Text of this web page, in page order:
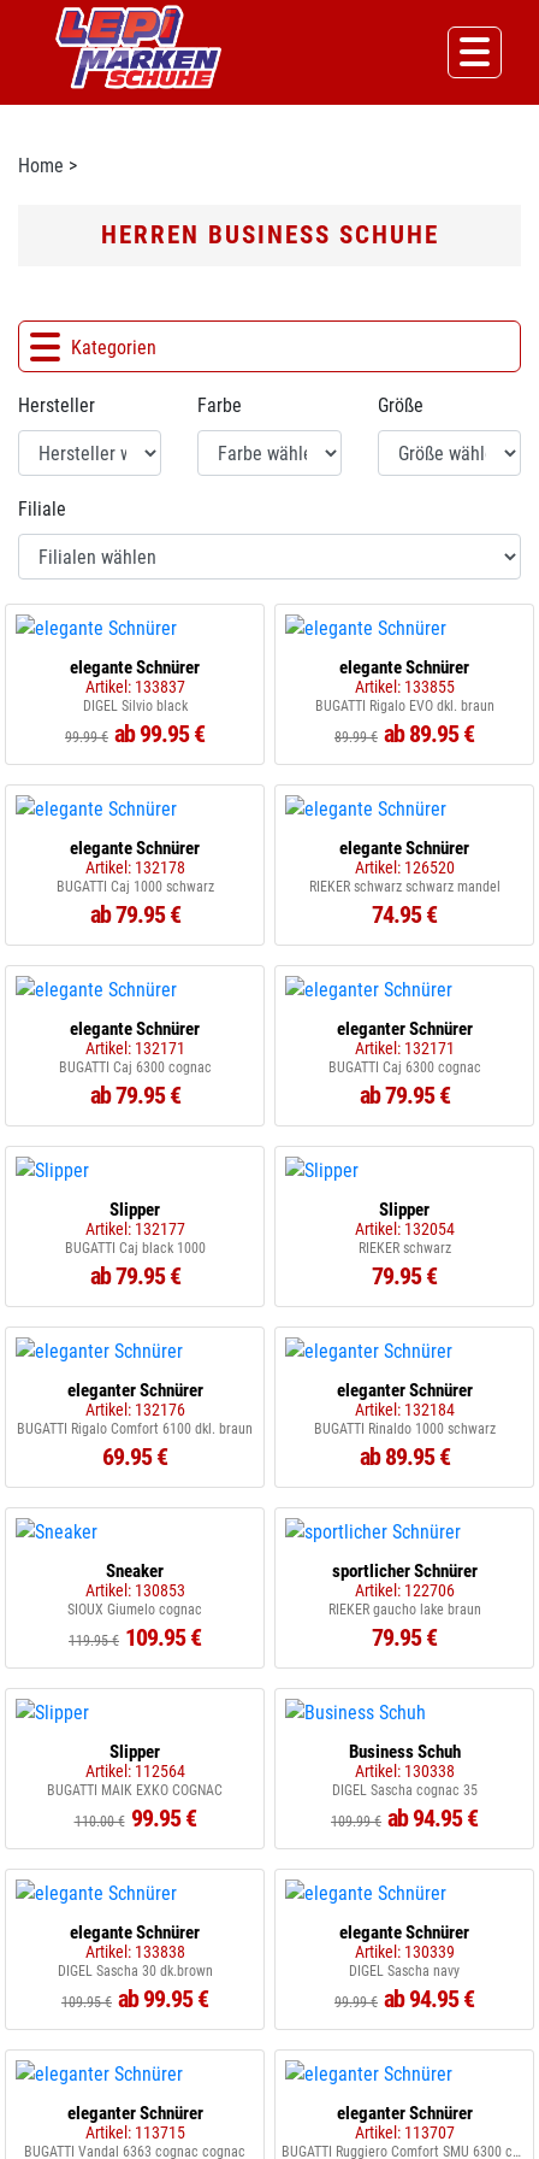
Home >
HERREN BUSINESS SCHUHE
Kategorien
Hersteller Farbe Größe
Filiale
elegante Schnürer
Artikel: 133837
DIGEL Silvio black
99.99 € ab 99.95 €
elegante Schnürer
Artikel: 133855
BUGATTI Rigalo EVO dkl. braun
89.99 € ab 89.95 €
elegante Schnürer
Artikel: 132178
BUGATTI Caj 1000 schwarz
ab 79.95 €
elegante Schnürer
Artikel: 126520
RIEKER schwarz schwarz mandel
74.95 €
elegante Schnürer
Artikel: 132171
BUGATTI Caj 6300 cognac
ab 79.95 €
eleganter Schnürer
Artikel: 132171
BUGATTI Caj 6300 cognac
ab 79.95 €
Slipper
Artikel: 132177
BUGATTI Caj black 1000
ab 79.95 €
Slipper
Artikel: 132054
RIEKER schwarz
79.95 €
eleganter Schnürer
Artikel: 132176
BUGATTI Rigalo Comfort 6100 dkl. braun
69.95 €
eleganter Schnürer
Artikel: 132184
BUGATTI Rinaldo 1000 schwarz
ab 89.95 €
Sneaker
Artikel: 130853
SIOUX Giumelo cognac
119.95 € 109.95 €
sportlicher Schnürer
Artikel: 122706
RIEKER gaucho lake braun
79.95 €
Slipper
Artikel: 112564
BUGATTI MAIK EXKO COGNAC
110.00 € 99.95 €
Business Schuh
Artikel: 130338
DIGEL Sascha cognac 35
109.99 € ab 94.95 €
elegante Schnürer
Artikel: 133838
DIGEL Sascha 30 dk.brown
109.95 € ab 99.95 €
elegante Schnürer
Artikel: 130339
DIGEL Sascha navy
99.99 € ab 94.95 €
eleganter Schnürer
Artikel: 113715
BUGATTI Vandal 6363 cognac cognac
eleganter Schnürer
Artikel: 113707
BUGATTI Ruggiero Comfort SMU 6300 cognac